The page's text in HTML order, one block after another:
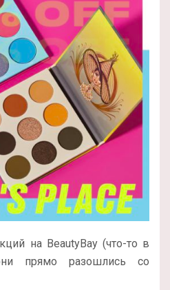
на BeautyBay (что-то в
прямо разошлись со